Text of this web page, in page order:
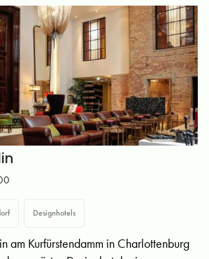
Designhotels
am Kurfürstendamm in Charlottenburg